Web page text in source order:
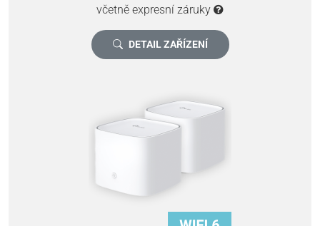
včetně expresní záruky
DETAIL ZAŘÍZENÍ